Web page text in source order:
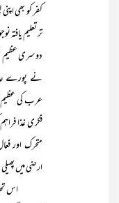
کفر کو بھی
تر تعلیم
دوسری
نے پورے
عرب کی عظیم
فکری غذا
متحرک اور
ارضی میں
اس تحریک